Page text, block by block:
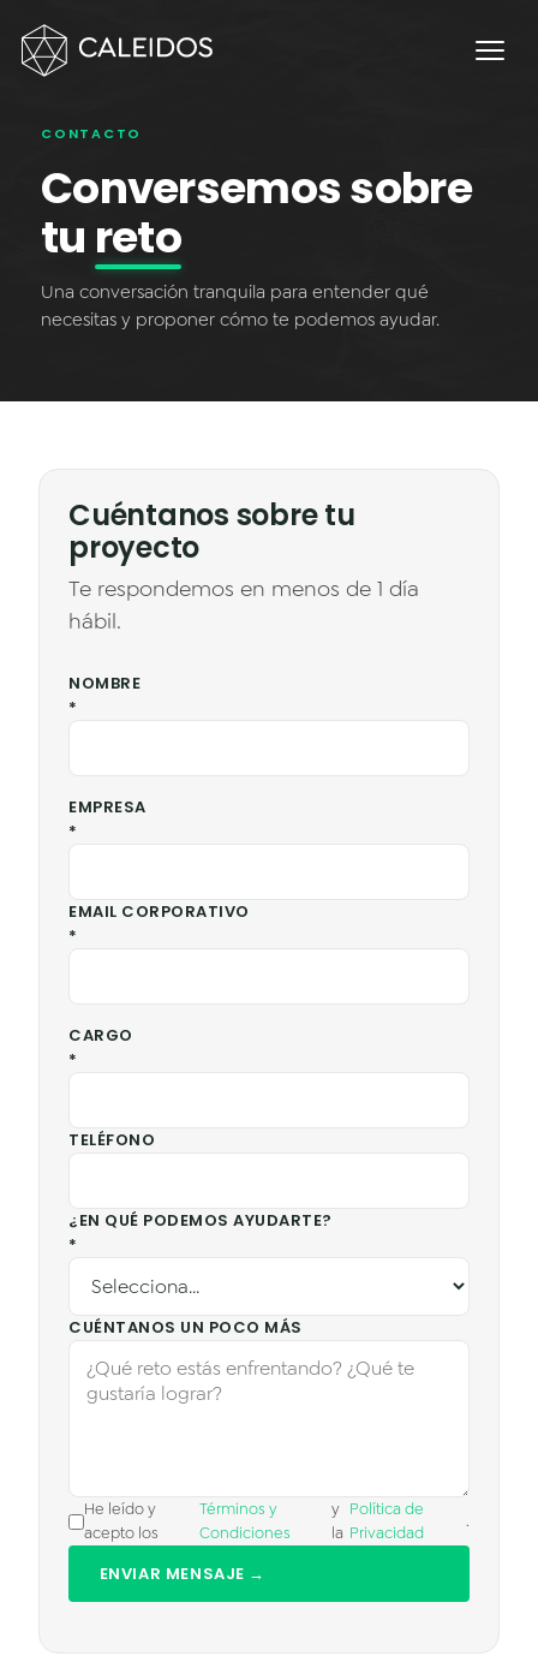
DevOps
Mesa 24×7
Facturación Local AWS
Monday.com Solutions
INNOVACIÓN
Datos & Analítica
Vision AI
CONTACTO
Conversemos sobre
tu reto
Una conversación tranquila para entender qué
necesitas y proponer cómo te podemos ayudar.
Cuéntanos sobre tu
proyecto
Te respondemos en menos de 1 día
hábil.
NOMBRE
*
EMPRESA
*
EMAIL CORPORATIVO
*
CARGO
*
TELÉFONO
¿EN QUÉ PODEMOS AYUDARTE?
*
CUÉNTANOS UN POCO MÁS
He leído y
acepto los
Términos y
Condiciones
y
la
Política de
Privacidad
.
ENVIAR MENSAJE →